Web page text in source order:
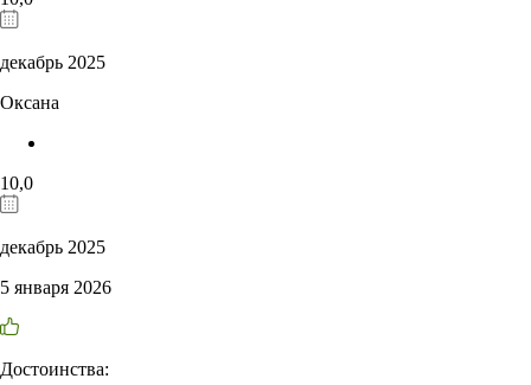
декабрь 2025
Оксана
10,0
декабрь 2025
5 января 2026
Достоинства: